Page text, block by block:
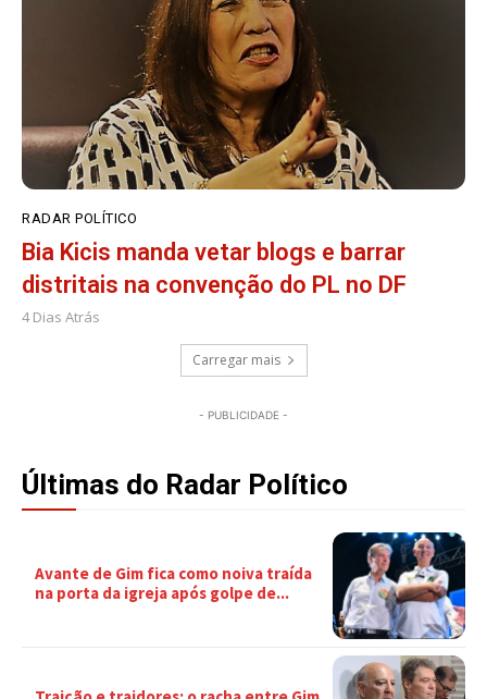
RADAR POLÍTICO
Bia Kicis manda vetar blogs e barrar
distritais na convenção do PL no DF
4 Dias Atrás
Carregar mais
- PUBLICIDADE -
Últimas do Radar Político
Avante de Gim fica como noiva traída
na porta da igreja após golpe de...